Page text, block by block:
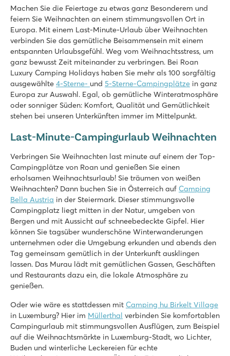
Beheiztes Hallenbad, coole Außenrutschen und
Schöne Lage in der Nähe der Loonse und Drunense Dünen
Nur 8 Minuten mit dem Auto vom Efteling-Vergnügungspark
Marvilla Parks Friese Meren
Marvilla Parks Friese Meren
Holland - - Friesland - Lemmer
★ ★ ★
Überschaubares Hallenbad
Gemütliches Restaurant mit schöner Terrasse
De Schatberg
Holland - - Limburg - Sevenum
★ ★ ★ ★
Hallenbad und Freibad mit Rutschen und Badesee mit Strand
Umfangreiches Unterhaltungsprogramm und Indoor-
An der wunderschönen Hochmoorlandschaft De Peel
De Twee Bruggen
De Twee Bruggen
Holland - - Gelderland - Winterswijk
★ ★ ★ ★
Innen- und Außenpool mit Rutschen
Themenpark Bumblebee World nur 20 Autominuten entfernt!
Mitten in der Nationalen Landschaft Winterswijk
Vakantiepark Ackersate
Machen Sie die Feiertage zu etwas ganz Besonderem und
feiern Sie Weihnachten an einem stimmungsvollen Ort in
Europa. Mit einem Last-Minute-Urlaub über Weihnachten
verbinden Sie das gemütliche Beisammensein mit einem
entspannten Urlaubsgefühl. Weg vom Weihnachtsstress, um
ganz bewusst Zeit miteinander zu verbringen. Bei Roan
Luxury Camping Holidays haben Sie mehr als 100 sorgfältig
ausgewählte 4-Sterne- und 5-Sterne-Campingplätze in ganz
Europa zur Auswahl. Egal, ob gemütliche Winteratmosphäre
oder sonniger Süden: Komfort, Qualität und Gemütlichkeit
stehen bei unseren Unterkünften immer im Mittelpunkt.
Last-Minute-Campingurlaub Weihnachten
Verbringen Sie Weihnachten last minute auf einem der Top-
Campingplätze von Roan und genießen Sie einen
erholsamen Weihnachtsurlaub! Sie träumen von weißen
Weihnachten? Dann buchen Sie in Österreich auf Camping
Bella Austria in der Steiermark. Dieser stimmungsvolle
Campingplatz liegt mitten in der Natur, umgeben von
Bergen und mit Aussicht auf schneebedeckte Gipfel. Hier
können Sie tagsüber wunderschöne Winterwanderungen
unternehmen oder die Umgebung erkunden und abends den
Tag gemeinsam gemütlich in der Unterkunft ausklingen
lassen. Das Murau lädt mit gemütlichen Gassen, Geschäften
und Restaurants dazu ein, die lokale Atmosphäre zu
genießen.
Oder wie wäre es stattdessen mit Camping hu Birkelt Village
in Luxemburg? Hier im Müllerthal verbinden Sie komfortablen
Campingurlaub mit stimmungsvollen Ausflügen, zum Beispiel
auf die Weihnachtsmärkte in Luxemburg-Stadt, wo Lichter,
Buden und winterliche Leckereien für echte